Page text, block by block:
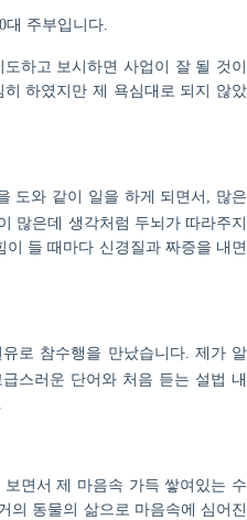
대 주부입니다
하고 보시하면 사업이 잘 될 것이
하였지만 제 욕심대로 되지 않았
도와 같이 일을 하게 되면서 많은
많은데 생각처럼 두뇌가 따라주지
들 때마다 신경질과 짜증을 내면
로 참수행을 만났습니다. 제가 알
스러운 단어와 처음 듣는 설법 내
면서 제 마음속 가득 쌓여있는 수
의 동물의 삶으로 마음속에 심어진